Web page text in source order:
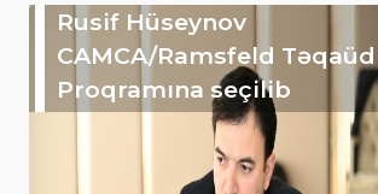
Rusif Hüseynov
CAMCA/Ramsfeld Təqaüd
Proqramına seçilib